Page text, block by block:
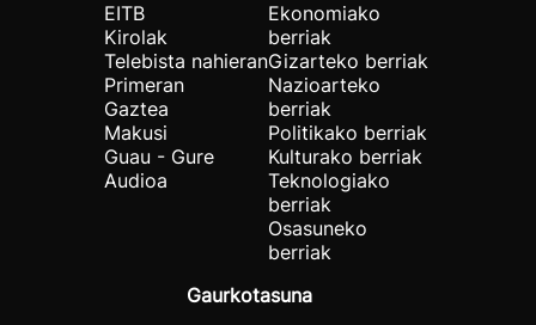
EITB
Kirolak
Telebista nahieran
Primeran
Gaztea
Makusi
Guau - Gure
Audioa
Ekonomiako
berriak
Gizarteko berriak
Nazioarteko
berriak
Politikako berriak
Kulturako berriak
Teknologiako
berriak
Osasuneko
berriak
Gaurkotasuna